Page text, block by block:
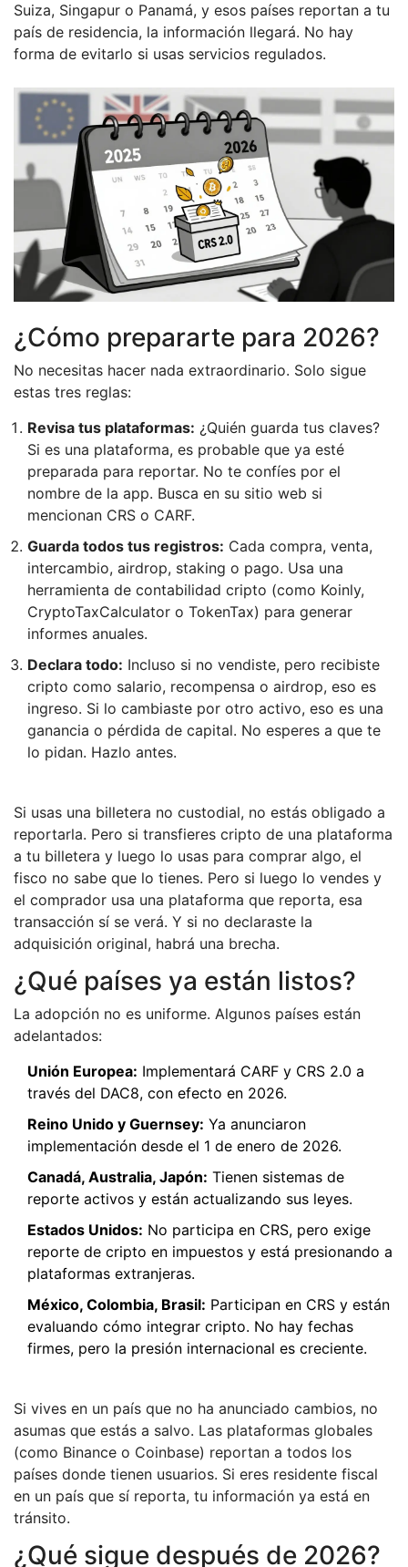
Suiza, Singapur o Panamá, y esos países reportan a tu
país de residencia, la información llegará. No hay
forma de evitarlo si usas servicios regulados.
¿Cómo prepararte para 2026?
No necesitas hacer nada extraordinario. Solo sigue
estas tres reglas:
Revisa tus plataformas: ¿Quién guarda tus claves?
Si es una plataforma, es probable que ya esté
preparada para reportar. No te confíes por el
nombre de la app. Busca en su sitio web si
mencionan CRS o CARF.
Guarda todos tus registros: Cada compra, venta,
intercambio, airdrop, staking o pago. Usa una
herramienta de contabilidad cripto (como Koinly,
CryptoTaxCalculator o TokenTax) para generar
informes anuales.
Declara todo: Incluso si no vendiste, pero recibiste
cripto como salario, recompensa o airdrop, eso es
ingreso. Si lo cambiaste por otro activo, eso es una
ganancia o pérdida de capital. No esperes a que te
lo pidan. Hazlo antes.
Si usas una billetera no custodial, no estás obligado a
reportarla. Pero si transfieres cripto de una plataforma
a tu billetera y luego lo usas para comprar algo, el
fisco no sabe que lo tienes. Pero si luego lo vendes y
el comprador usa una plataforma que reporta, esa
transacción sí se verá. Y si no declaraste la
adquisición original, habrá una brecha.
¿Qué países ya están listos?
La adopción no es uniforme. Algunos países están
adelantados:
Unión Europea: Implementará CARF y CRS 2.0 a
través del DAC8, con efecto en 2026.
Reino Unido y Guernsey: Ya anunciaron
implementación desde el 1 de enero de 2026.
Canadá, Australia, Japón: Tienen sistemas de
reporte activos y están actualizando sus leyes.
Estados Unidos: No participa en CRS, pero exige
reporte de cripto en impuestos y está presionando a
plataformas extranjeras.
México, Colombia, Brasil: Participan en CRS y están
evaluando cómo integrar cripto. No hay fechas
firmes, pero la presión internacional es creciente.
Si vives en un país que no ha anunciado cambios, no
asumas que estás a salvo. Las plataformas globales
(como Binance o Coinbase) reportan a todos los
países donde tienen usuarios. Si eres residente fiscal
en un país que sí reporta, tu información ya está en
tránsito.
¿Qué sigue después de 2026?